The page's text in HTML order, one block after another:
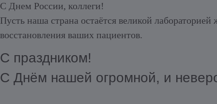
С Днем России, коллеги!
Пусть наша страна остаётся великой
восстановления ваших пациентов.
С праздником!
С Днём нашей огромной, и